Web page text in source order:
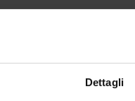
Dettagli